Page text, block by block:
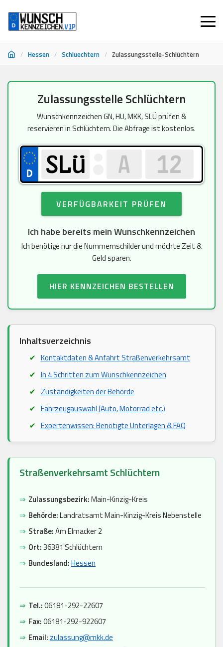
/ Hessen / Schluechtern / Zulassungsstelle-Schlüchtern
Zulassungsstelle Schlüchtern
Wunschkennzeichen GN, HU, MKK, SLÜ prüfen &
reservieren in Schlüchtern. Die Abfrage ist kostenlos.
VERFÜGBARKEIT PRÜFEN
Ich habe bereits mein Wunschkennzeichen
Ich benötige nur die Nummernschilder und möchte Zeit &
Geld sparen.
HIER KENNZEICHEN BESTELLEN
Inhaltsverzeichnis
Kontaktdaten & Anfahrt Straßenverkehrsamt
In 4 Schritten zum Wunschkennzeichen
Zuständigkeiten der Behörde
Fahrzeugauswahl (Auto, Motorrad etc.)
Expertenwissen: Benötigte Unterlagen & FAQ
Straßenverkehrsamt Schlüchtern
⇒ Zulassungsbezirk:Main-Kinzig-Kreis
⇒ Behörde:Landratsamt Main-Kinzig-Kreis Nebenstelle
⇒ Straße:Am Elmacker 2
⇒ Ort:36381 Schlüchtern
⇒ Bundesland:Hessen
⇒ Tel.:06181-292-22607
⇒ Fax:06181-292-922607
⇒ Email: zulassung@mkk.de